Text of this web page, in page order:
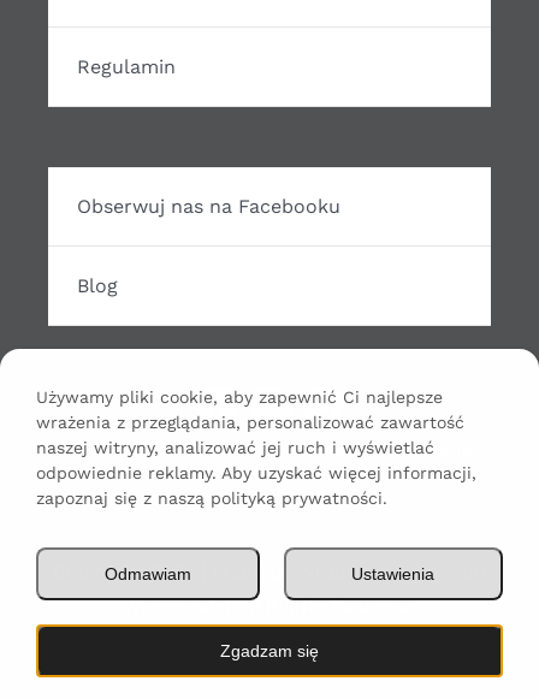
Regulamin
Obserwuj nas na Facebooku
Blog
Odtwarzacz
plików
dźwiękowych
00:00
Copyright 2024 | Made by WrapHouse Szymon
Wieczorek | All Rights Reserved
Używamy pliki cookie, aby zapewnić Ci najlepsze
wrażenia z przeglądania, personalizować zawartość
naszej witryny, analizować jej ruch i wyświetlać
odpowiednie reklamy. Aby uzyskać więcej informacji,
zapoznaj się z naszą polityką prywatności.
Zgadzam się
Ustawienia
Odmawiam